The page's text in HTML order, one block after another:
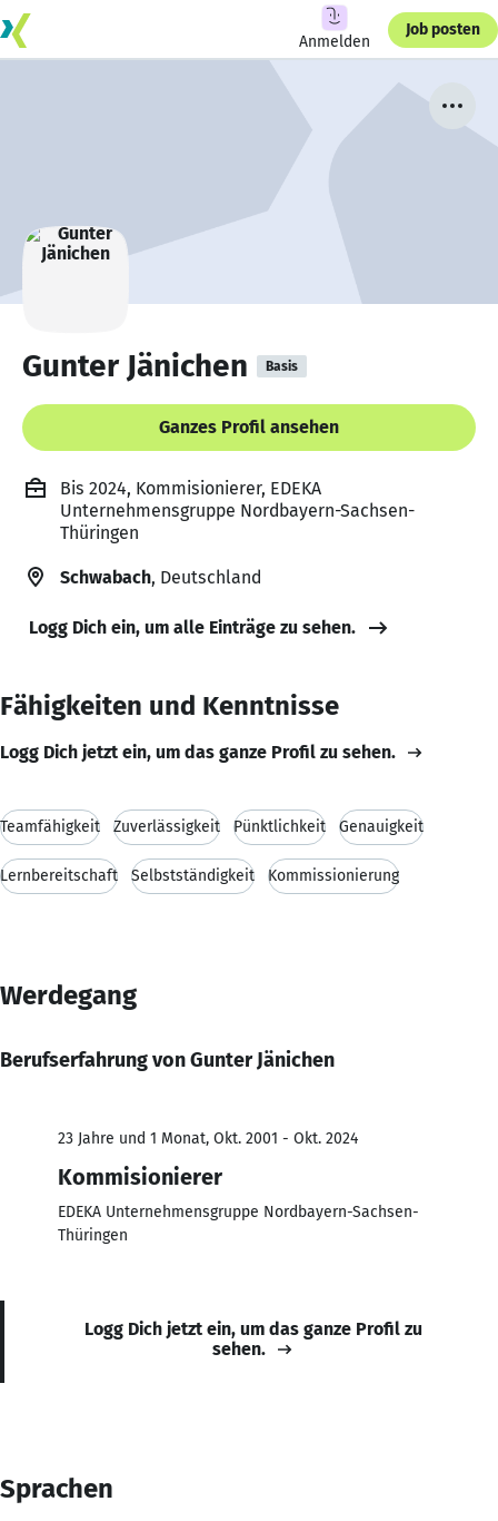
Anmelden
Job posten
Gunter Jänichen Basis
Ganzes Profil ansehen
Bis 2024, Kommisionierer, EDEKA
Unternehmensgruppe Nordbayern-Sachsen-
Thüringen
Schwabach, Deutschland
Logg Dich ein, um alle Einträge zu sehen.
Fähigkeiten und Kenntnisse
Logg Dich jetzt ein, um das ganze Profil zu sehen.
Teamfähigkeit Zuverlässigkeit Pünktlichkeit Genauigkeit
Lernbereitschaft Selbstständigkeit Kommissionierung
Werdegang
Berufserfahrung von Gunter Jänichen
23 Jahre und 1 Monat, Okt. 2001 - Okt. 2024
Kommisionierer
EDEKA Unternehmensgruppe Nordbayern-Sachsen-
Thüringen
Logg Dich jetzt ein, um das ganze Profil zu
sehen.
Sprachen